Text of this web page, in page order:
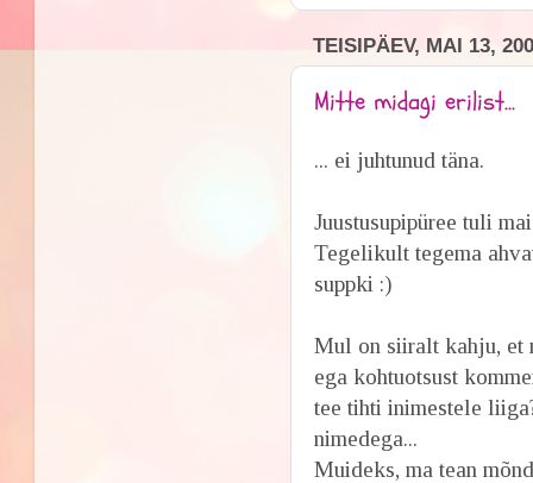
TEISIPÄEV, MAI 13,
Mitte midagi erilist...
... ei juhtunud täna.
Juustusupipüree tuli
Tegelikult tegema
suppki :)
Mul on siiralt kahju, et
ega kohtuotsust
tee tihti inimestele
nimedega...
Muideks, ma tean